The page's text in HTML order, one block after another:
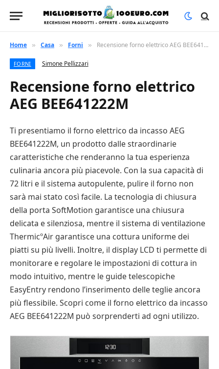
Home » Casa » Forni » Recensione forno elettrico AEG BEE641222M
FORNI Simone Pellizzari
Recensione forno elettrico
AEG BEE641222M
Ti presentiamo il forno elettrico da incasso AEG
BEE641222M, un prodotto dalle straordinarie
caratteristiche che renderanno la tua esperienza
culinaria ancora più piacevole. Con la sua capacità di
72 litri e il sistema autopulente, pulire il forno non
sarà mai stato così facile. La tecnologia di chiusura
della porta SoftMotion garantisce una chiusura
delicata e silenziosa, mentre il sistema di ventilazione
ThermicºAir garantisce una cottura uniforme dei
piatti su più livelli. Inoltre, il display LCD ti permette di
monitorare e regolare le impostazioni di cottura in
modo intuitivo, mentre le guide telescopiche
EasyEntry rendono l’inserimento delle teglie ancora
più flessibile. Scopri come il forno elettrico da incasso
AEG BEE641222M può sorprenderti ad ogni utilizzo.